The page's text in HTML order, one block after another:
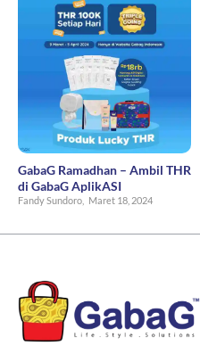
GabaG Ramadhan – Ambil THR
di GabaG AplikASI
Fandy Sundoro, Maret 18, 2024